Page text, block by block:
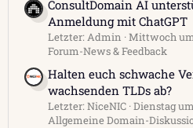
ConsultDomain AI
Anmeldung mit ChatGPT
Letzter: Admin Mittwoch um
Forum-News & Feedback
Halten euch schwache
wachsenden TLDs ab?
Letzter: NiceNIC Dienstag
Allgemeine Domain-